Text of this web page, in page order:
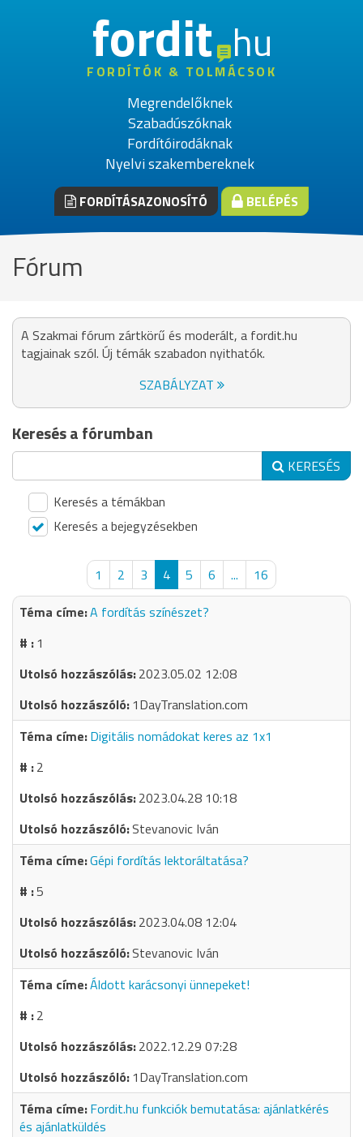
fordithu
FORDÍTÓK & TOLMÁCSOK
Megrendelőknek
Szabadúszóknak
Fordítóirodáknak
Nyelvi szakembereknek
FORDÍTÁSAZONOSÍTÓ BELÉPÉS
Fórum
A Szakmai fórum zártkörű és moderált, a fordit.hu
tagjainak szól. Új témák szabadon nyithatók.
SZABÁLYZAT
Keresés a fórumban
KERESÉS
Keresés a témákban
Keresés a bejegyzésekben
1 2 3 4 5 6 ...
16
A fordítás színészet?
1
2023.05.02 12:08
1DayTranslation.com
Digitális nomádokat keres az 1x1
2
2023.04.28 10:18
Stevanovic Iván
Gépi fordítás lektoráltatása?
5
2023.04.08 12:04
Stevanovic Iván
Áldott karácsonyi ünnepeket!
2
2022.12.29 07:28
1DayTranslation.com
Fordit.hu funkciók bemutatása: ajánlatkérés
és ajánlatküldés